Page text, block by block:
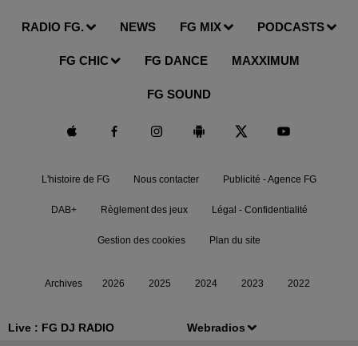
Live : FG DJ RADIO Webradios
RADIO FG. NEWS FG MIX PODCASTS
FG CHIC FG DANCE MAXXIMUM
FG SOUND
L'histoire de FG Nous contacter Publicité - Agence FG
DAB+ Règlement des jeux Légal - Confidentialité
Gestion des cookies Plan du site
Archives 2026 2025 2024 2023 2022